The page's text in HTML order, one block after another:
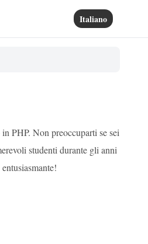
Italiano
PHP. Non preoccuparti se sei
studenti durante gli anni